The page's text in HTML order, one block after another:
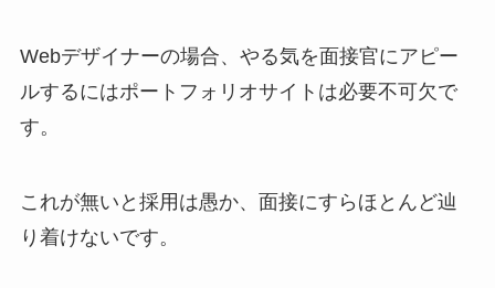
Webデザイナーの場合、やる気を面接官にアピー
ルするにはポートフォリオサイトは必要不可欠で
す。
これが無いと採用は愚か、面接にすらほとんど辿
り着けないです。